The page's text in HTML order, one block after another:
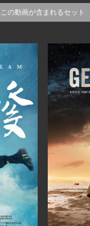
この動画が含まれるセット